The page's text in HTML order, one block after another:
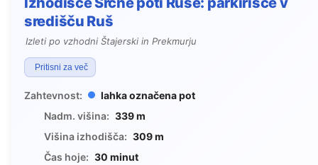
središču Ruš
Izleti po vzhodni Štajerski in Prekmurju
Pritisni za več
Zahtevnost:
lahka označena pot
Nadm. višina: 339 m
Višina izhodišča: 309 m
Čas hoje: 30 minut